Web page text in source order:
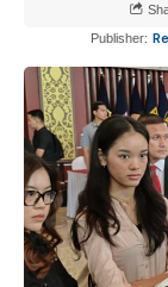
Publisher: